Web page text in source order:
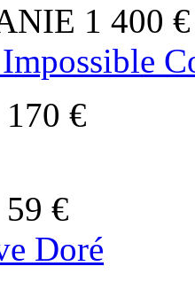
1 400 €
170 €
59 €
Doré